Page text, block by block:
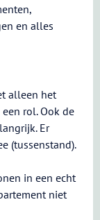
en alles
alleen het
rol. Ook de
Er
(tussenstand).
in een echt
niet